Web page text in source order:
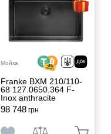
Мойка
Franke BXM 210/110-
68 127.0650.364 F-
Inox anthracite
98 748грн